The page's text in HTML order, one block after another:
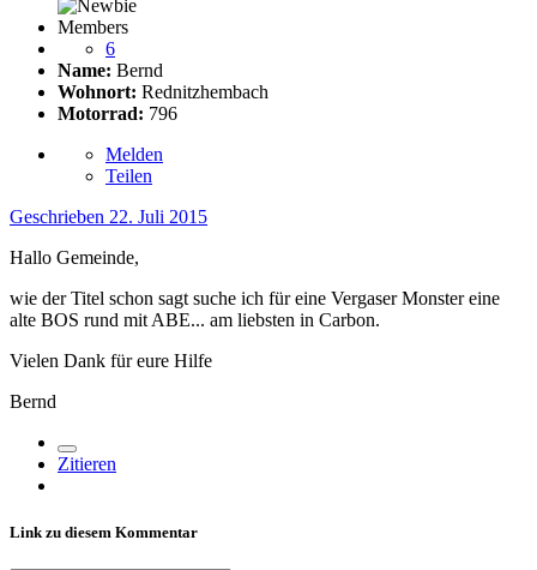
Members
6
Name: Bernd
Wohnort: Rednitzhembach
Motorrad: 796
Melden
Teilen
Geschrieben 22. Juli 2015
Hallo Gemeinde,
wie der Titel schon sagt suche ich für eine Vergaser Monster eine
alte BOS rund mit ABE... am liebsten in Carbon.
Vielen Dank für eure Hilfe
Bernd
Zitieren
Link zu diesem Kommentar